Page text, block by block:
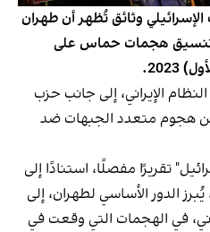
وثائق تُظهر أن طهران
وتنسيق هجمات حماس على
الإيراني، إلى جانب حزب
هجوم متعدد الجبهات ضد
تقريرًا مفصلًا، استنادًا إلى
الدور الأساسي لطهران، إلى
في الهجمات التي وقعت في